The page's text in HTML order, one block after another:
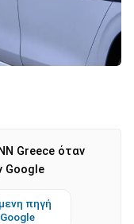
Greece όταν
Google
πηγή